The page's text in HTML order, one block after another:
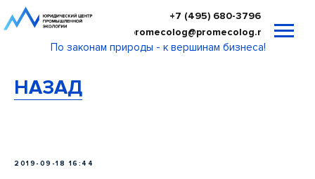
По законам природы - к вершинам бизнеса!
+7 (495) 680-3796
promecolog@promecolog.ru
НАЗАД
2019-09-18 16:44